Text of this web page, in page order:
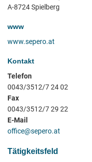
A-8724 Spielberg
www
www.sepero.at
Kontakt
Telefon
0043/3512/7 24 02
Fax
0043/3512/7 29 22
E-Mail
office@sepero.at
Tätigkeitsfeld